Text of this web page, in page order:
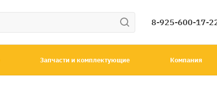
8-925-600-17-
Запчасти и комплектующие Компания